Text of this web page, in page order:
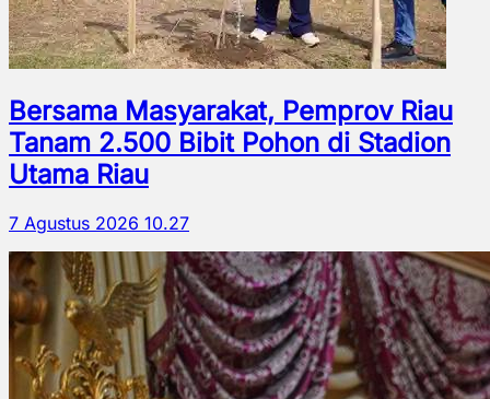
Bersama Masyarakat, Pemprov Riau
Tanam 2.500 Bibit Pohon di Stadion
Utama Riau
7 Agustus 2026 10.27